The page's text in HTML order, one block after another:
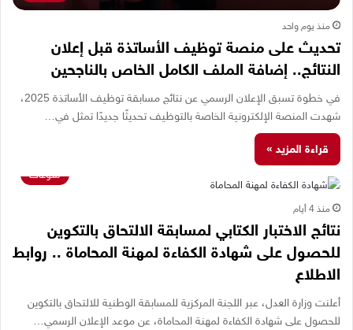
منذ يوم واحد
تحديث على منصة توظيف الأساتذة قبل إعلان
النتائج.. إضافة الملف الكامل الخاص بالناجحين
في خطوة تسبق الإعلان الرسمي عن نتائج مسابقة توظيف الأساتذة 2025،
شهدت المنصة الإلكترونية الخاصة بالتوظيف تحديثًا جديدًا تمثل في…
قراءة المزيد »
منوعات
منذ 4 أيام
نتائج الاختبار الكتابي لمسابقة الالتحاق بالتكوين
للحصول على شهادة الكفاءة لمهنة المحاماة .. روابط
الاطلاع
أعلنت وزارة العدل، عبر اللجنة المركزية للمسابقة الوطنية للالتحاق بالتكوين
للحصول على شهادة الكفاءة لمهنة المحاماة، عن موعد الإعلان الرسمي…